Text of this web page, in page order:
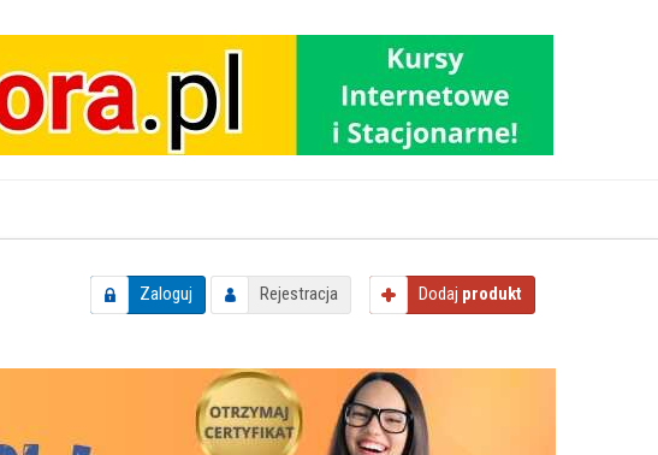
Zaloguj Rejestracja Dodaj produkt